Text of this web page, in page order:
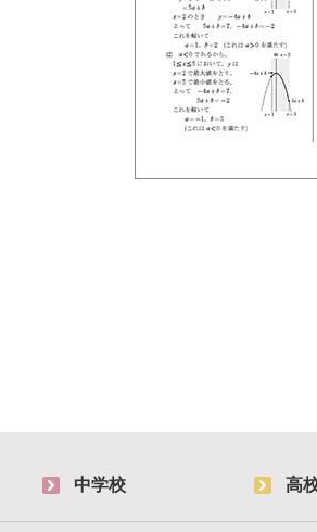
中学校 高